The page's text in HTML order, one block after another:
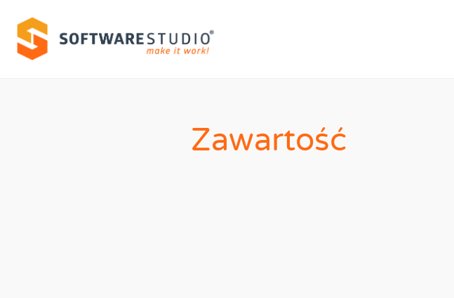
Zawartość